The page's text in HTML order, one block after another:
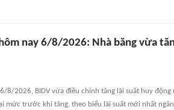
nay 6/8/2026: Nhà băng vừa
6/8/2026, BIDV vừa điều chỉnh tăng lãi suất huy động
mức trước khi tăng, theo biểu lãi suất mới nhất